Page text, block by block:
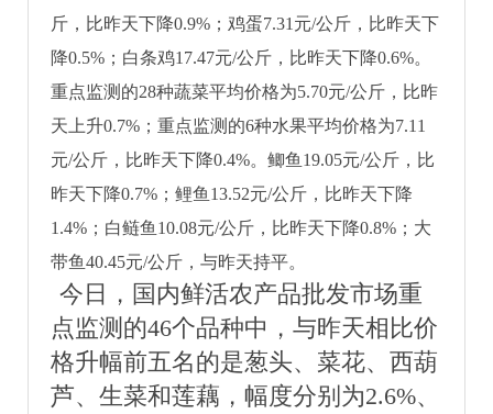
斤，比昨天下降0.9%；鸡蛋7.31元/公斤，比昨天下
降0.5%；白条鸡17.47元/公斤，比昨天下降0.6%。
重点监测的28种蔬菜平均价格为5.70元/公斤，比昨
天上升0.7%；重点监测的6种水果平均价格为7.11
元/公斤，比昨天下降0.4%。鲫鱼19.05元/公斤，比
昨天下降0.7%；鲤鱼13.52元/公斤，比昨天下降
1.4%；白鲢鱼10.08元/公斤，比昨天下降0.8%；大
带鱼40.45元/公斤，与昨天持平。
今日，国内鲜活农产品批发市场重
点监测的46个品种中，与昨天相比价
格升幅前五名的是葱头、菜花、西葫
芦、生菜和莲藕，幅度分别为2.6%、